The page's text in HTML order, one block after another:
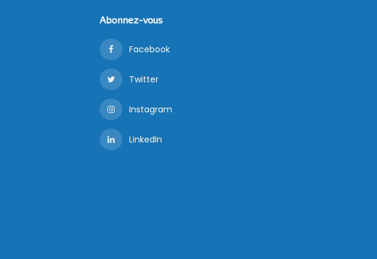
Abonnez-vous
Facebook
Twitter
Instagram
LinkedIn